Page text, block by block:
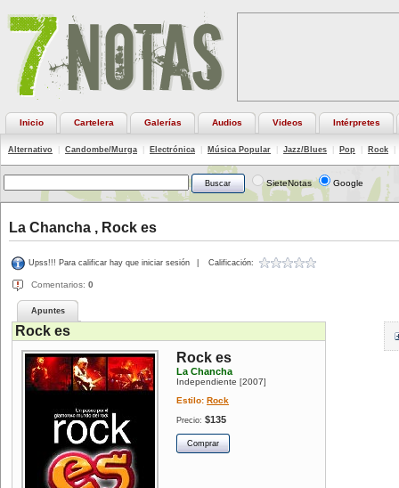
Inicio Cartelera Galerías Audios Videos Intérpretes
Alternativo Candombe/Murga Electrónica Música Popular Jazz/Blues Pop Rock
SieteNotas Google
La Chancha , Rock es
Upss!!! Para calificar hay que iniciar sesión Calificación:
Comentarios: 0
Apuntes
Rock es
Rock es
La Chancha
Independiente [2007]
Estilo: Rock
Precio: $135